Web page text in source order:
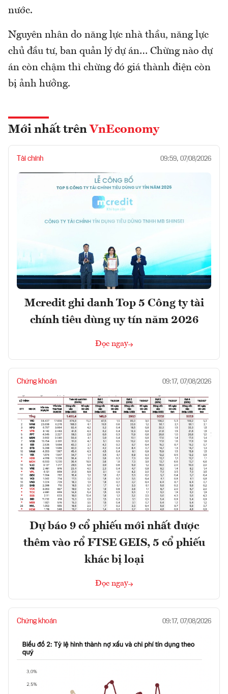
nước.
Nguyên nhân do năng lực nhà thầu, năng lực
chủ đầu tư, ban quản lý dự án… Chừng nào dự
án còn chậm thì chừng đó giá thành điện còn
bị ảnh hưởng.
Mới nhất trên VnEconomy
Tài chính 09:59, 07/08/2026
Mcredit ghi danh Top 5 Công ty tài
chính tiêu dùng uy tín năm 2026
Đọc ngay
Chứng khoán 09:17, 07/08/2026
Dự báo 9 cổ phiếu mới nhất được
thêm vào rổ FTSE GEIS, 5 cổ phiếu
khác bị loại
Đọc ngay
Chứng khoán 09:17, 07/08/2026